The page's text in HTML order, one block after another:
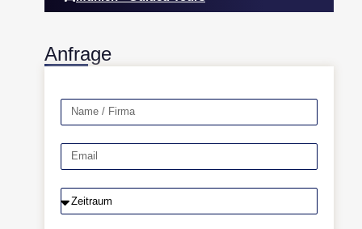
Anfrage